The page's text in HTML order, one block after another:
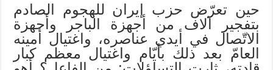
حين تعرّض حزب إيران للهجوم الصادم
بتفجير آلاف من أجهزة الباجر وأجهزة
الاتّصال في أيدي عناصره، واغتيال أمينه
العامّ بعد ذلك بأيّام واغتيال معظم كبار